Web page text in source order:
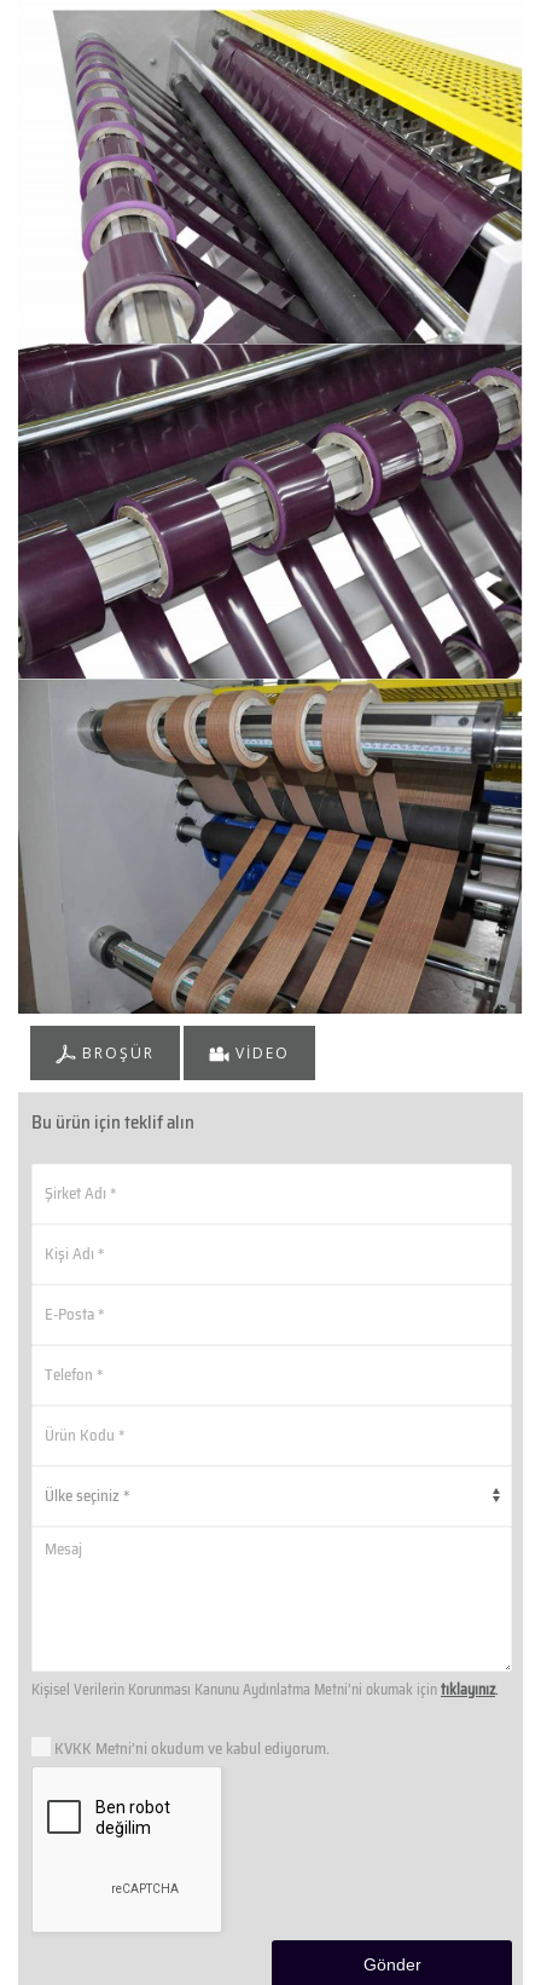
BROŞÜR VİDEO
Bu ürün için teklif alın
Kişisel Verilerin Korunması Kanunu Aydınlatma Metni’ni okumak içintıklayınız.
KVKK Metni’ni okudum ve kabul ediyorum.